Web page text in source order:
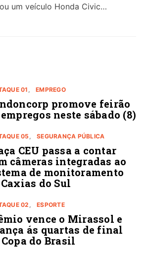
um veículo Honda Civic…
01 EMPREGO
promove feirão
neste sábado (8)
05 SEGURANÇA PÚBLICA
CEU passa a contar
câmeras integradas ao
de monitoramento
do Sul
02 ESPORTE
vence o Mirassol e
ás quartas de final
do Brasil